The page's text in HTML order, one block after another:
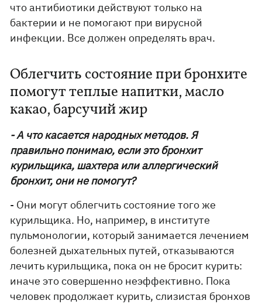
что антибиотики действуют только на
бактерии и не помогают при вирусной
инфекции. Все должен определять врач.
Облегчить состояние при бронхите
помогут теплые напитки, масло
какао, барсучий жир
- А что касается народных методов. Я
правильно понимаю, если это бронхит
курильщика, шахтера или аллергический
бронхит, они не помогут?
- Они могут облегчить состояние того же
курильщика. Но, например, в институте
пульмонологии, который занимается лечением
болезней дыхательных путей, отказываются
лечить курильщика, пока он не бросит курить:
иначе это совершенно неэффективно. Пока
человек продолжает курить, слизистая бронхов